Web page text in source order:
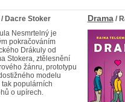
Dacre Stoker
Nesmrtelný je
pokračováním
Drákuly od
Stokera, ztělesnění
žánru, prototypu
modelu
tak populárních
o upírech.
Drama/